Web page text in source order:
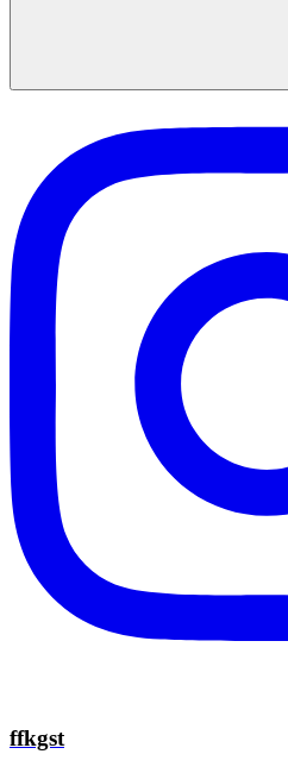
Suchen
ffkgst